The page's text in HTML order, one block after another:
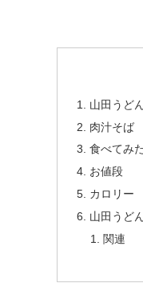
山田うど
肉汁そば
食べてみ
お値段
カロリー
山田うど
関連